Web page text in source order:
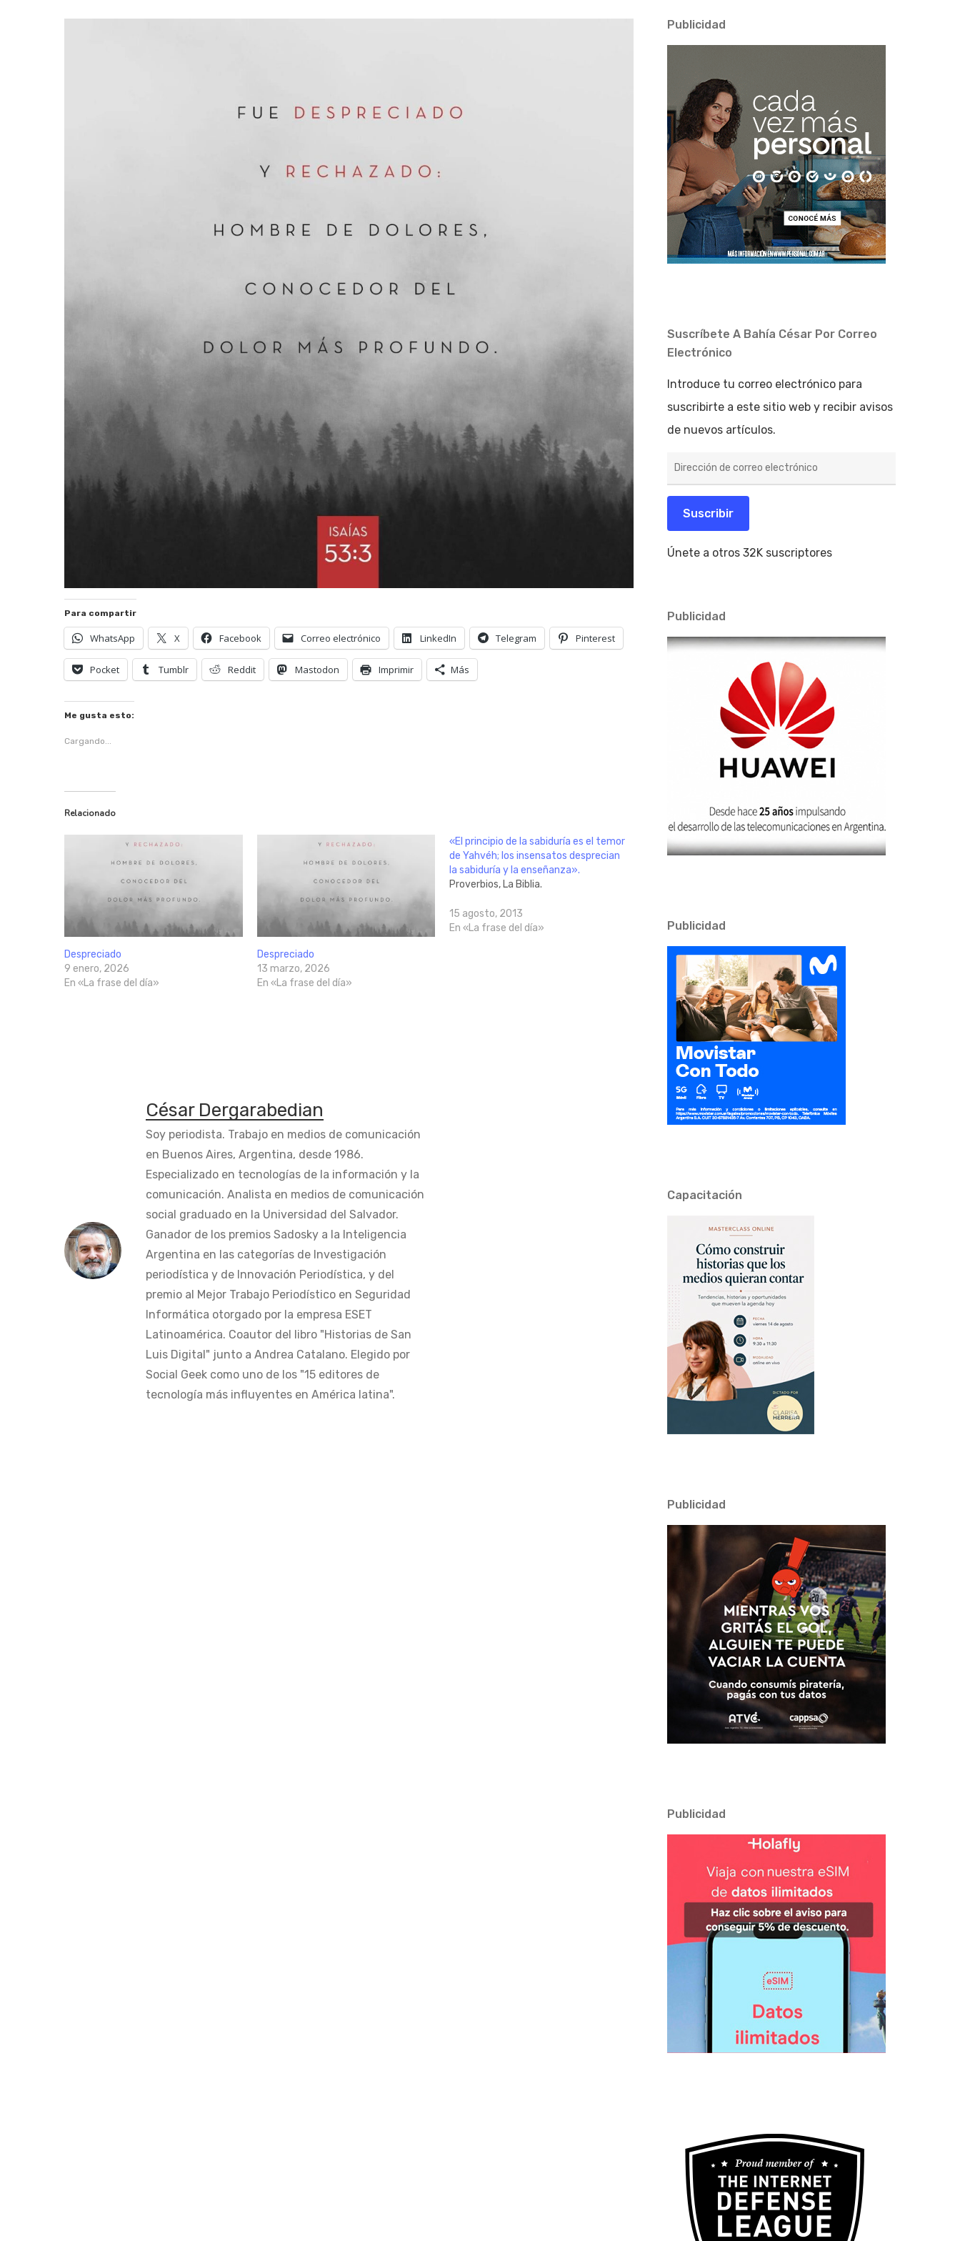
Hit enter to search or ESC to close
Para compartir
WhatsApp X Facebook Correo electrónico LinkedIn Telegram Pinterest
Pocket Tumblr Reddit Mastodon Imprimir Más
Me gusta esto:
Cargando...
Relacionado
Despreciado
9 enero, 2026
En «La frase del día»
Despreciado
13 marzo, 2026
En «La frase del día»
«El principio de la sabiduría es el temor
de Yahvéh; los insensatos desprecian
la sabiduría y la enseñanza».
Proverbios, La Biblia.
15 agosto, 2013
En «La frase del día»
César Dergarabedian
Soy periodista. Trabajo en medios de comunicación
en Buenos Aires, Argentina, desde 1986.
Especializado en tecnologías de la información y la
comunicación. Analista en medios de comunicación
social graduado en la Universidad del Salvador.
Ganador de los premios Sadosky a la Inteligencia
Argentina en las categorías de Investigación
periodística y de Innovación Periodística, y del
premio al Mejor Trabajo Periodístico en Seguridad
Informática otorgado por la empresa ESET
Latinoamérica. Coautor del libro "Historias de San
Luis Digital" junto a Andrea Catalano. Elegido por
Social Geek como uno de los "15 editores de
tecnología más influyentes en América latina".
Publicidad
Suscríbete A Bahía César Por Correo
Electrónico
Introduce tu correo electrónico para
suscribirte a este sitio web y recibir avisos
de nuevos artículos.
de
electrónico
Suscribir
Únete a otros 32K suscriptores
Publicidad
Publicidad
Capacitación
Publicidad
Publicidad